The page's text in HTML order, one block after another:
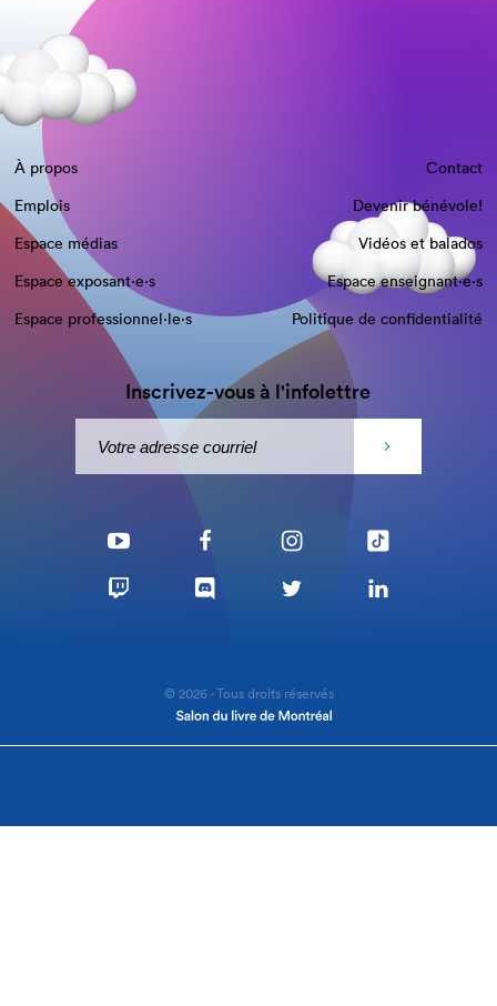
À propos
Contact
Emplois
Devenir bénévole!
Espace médias
Vidéos et balados
Espace exposant·e⋅s
Espace enseignant·e⋅s
Espace professionnel·le⋅s
Politique de confidentialité
Inscrivez-vous à l'infolettre
© 2026 - Tous droits réservés